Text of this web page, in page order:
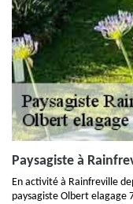
Paysagiste à
En activité à Rainfreville
paysagiste Olbert elagage